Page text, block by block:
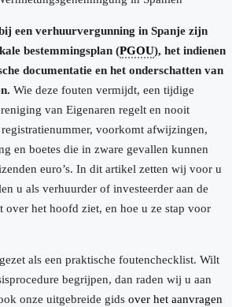
Costa Blanca
een verhuurvergunning in Spanje zijn
bestemmingsplan (PGOU), het indienen
documentatie en het onderschatten van
Wie deze fouten vermijdt, een tijdige
van Eigenaren regelt en nooit
voorkomt afwijzingen,
en boetes die in zware gevallen kunnen
euro’s. In dit artikel zetten wij voor u
u als verhuurder of investeerder aan de
over het hoofd ziet, en hoe u ze stap voor
als een praktische foutenchecklist. Wilt
begrijpen, dan raden wij u aan
onze uitgebreide gids over het aanvragen